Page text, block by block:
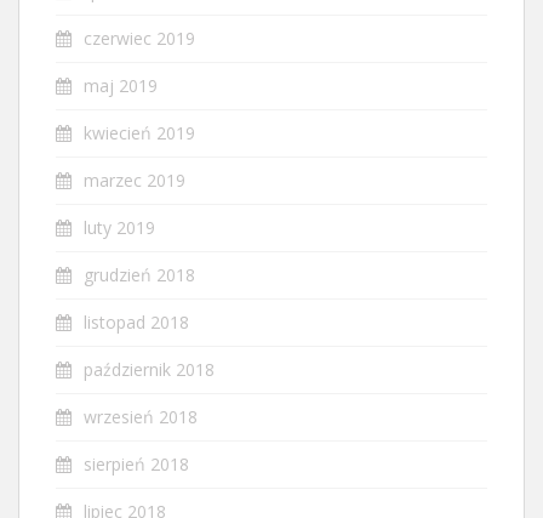
czerwiec 2019
maj 2019
kwiecień 2019
marzec 2019
luty 2019
grudzień 2018
listopad 2018
październik 2018
wrzesień 2018
sierpień 2018
lipiec 2018